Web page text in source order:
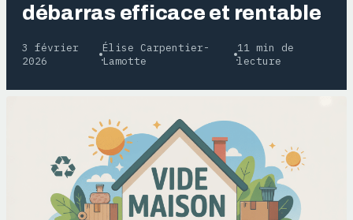
débarras efficace et rentable
3 février
2026
·
Élise Carpentier-
Lamotte
·
11 min de
lecture